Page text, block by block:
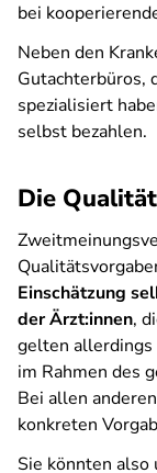
bei
Neben den
Gutachterbüros,
spezialisiert
selbst bezahlen.
Die
Einschätzung
der Ärzt:innen,
gelten allerdings
im Rahmen des
Bei allen
konkreten
Sie könnten also